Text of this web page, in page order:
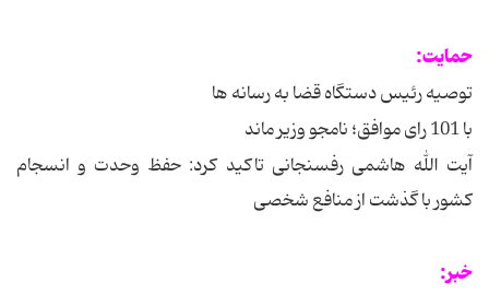
حمایت:
توصیه رئیس دستگاه قضا به رسانه ها
با 101 رای موافق؛ نامجو وزیر ماند
آیت الله هاشمی رفسنجانی تاکید کرد: حفظ وحدت و انسجام
کشور با گذشت از منافع شخصی
خبر: